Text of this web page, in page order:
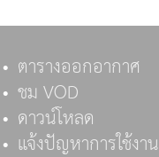
ตารางออกอากาศ
ชม VOD
ดาวน์โหลด
แจ้งปัญหาการใช้งาน